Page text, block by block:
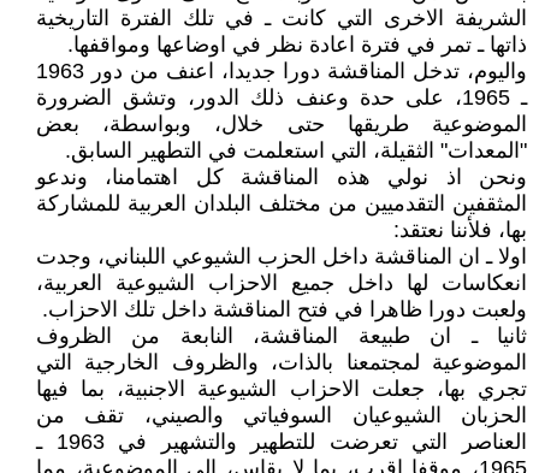
الشريفة الاخرى التي كانت ـ في تلك الفترة التاريخية
ذاتها ـ تمر في فترة اعادة نظر في اوضاعها ومواقفها.
واليوم، تدخل المناقشة دورا جديدا، اعنف من دور 1963
ـ 1965، على حدة وعنف ذلك الدور، وتشق الضرورة
الموضوعية طريقها حتى خلال، وبواسطة، بعض
"المعدات" الثقيلة، التي استعلمت في التطهير السابق.
ونحن اذ نولي هذه المناقشة كل اهتمامنا، وندعو
المثقفين التقدميين من مختلف البلدان العربية للمشاركة
بها، فلأننا نعتقد:
اولا ـ ان المناقشة داخل الحزب الشيوعي اللبناني، وجدت
انعكاسات لها داخل جميع الاحزاب الشيوعية العربية،
ولعبت دورا ظاهرا في فتح المناقشة داخل تلك الاحزاب.
ثانيا ـ ان طبيعة المناقشة، النابعة من الظروف
الموضوعية لمجتمعنا بالذات، والظروف الخارجية التي
تجري بها، جعلت الاحزاب الشيوعية الاجنبية، بما فيها
الحزبان الشيوعيان السوفياتي والصيني، تقف من
العناصر التي تعرضت للتطهير والتشهير في 1963 ـ